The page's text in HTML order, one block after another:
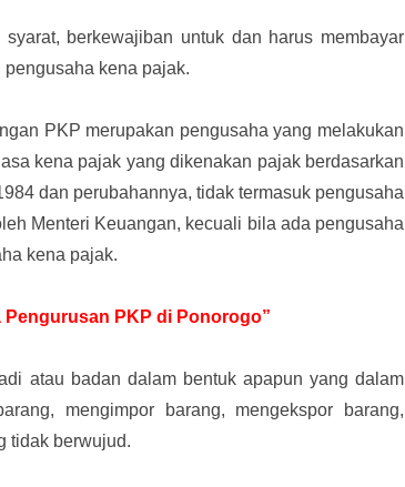
berkewajiban untuk dan harus membayar
kena pajak.
PKP merupakan pengusaha yang melakukan
kena pajak yang dikenakan pajak berdasarkan
dan perubahannya, tidak termasuk pengusaha
Menteri Keuangan, kecuali bila ada pengusaha
kena pajak.
PKP di Ponorogo”
atau badan dalam bentuk apapun yang dalam
mengimpor barang, mengekspor barang,
tidak berwujud.